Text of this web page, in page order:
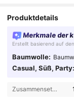
Produktdetails
Merkmale der
Erstellt basierend auf
Baumwolle:
Casual, Süß, Party:
Zusammensetzung: